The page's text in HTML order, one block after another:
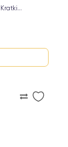
Kratki...